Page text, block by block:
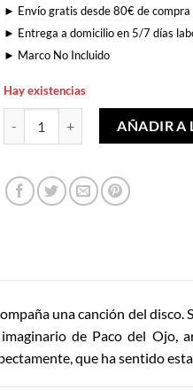
► Envío gratis desde 80€ de compra
► Entrega a domicilio en 5/7 días
► Marco No Incluido
Hay existencias
AÑADIR A
una canción del disco.
de Paco del Ojo,
que ha sentido